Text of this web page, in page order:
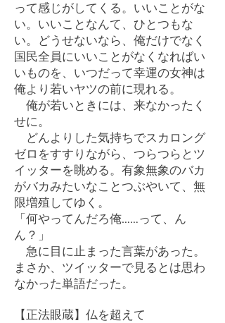
って感じがしてくる。いいことがな
い。いいことなんて、ひとつもな
い。どうせないなら、俺だけでなく
国民全員にいいことがなくなればい
いものを、いつだって幸運の女神は
俺より若いヤツの前に現れる。
俺が若いときには、来なかったく
せに。
どんよりした気持ちでスカロング
ゼロをすすりながら、つらつらとツ
イッターを眺める。有象無象のバカ
がバカみたいなことつぶやいて、無
限増殖してゆく。
「何やってんだろ俺……って、ん
ん？」
急に目に止まった言葉があった。
まさか、ツイッターで見るとは思わ
なかった単語だった。
【正法眼蔵】仏を超えて